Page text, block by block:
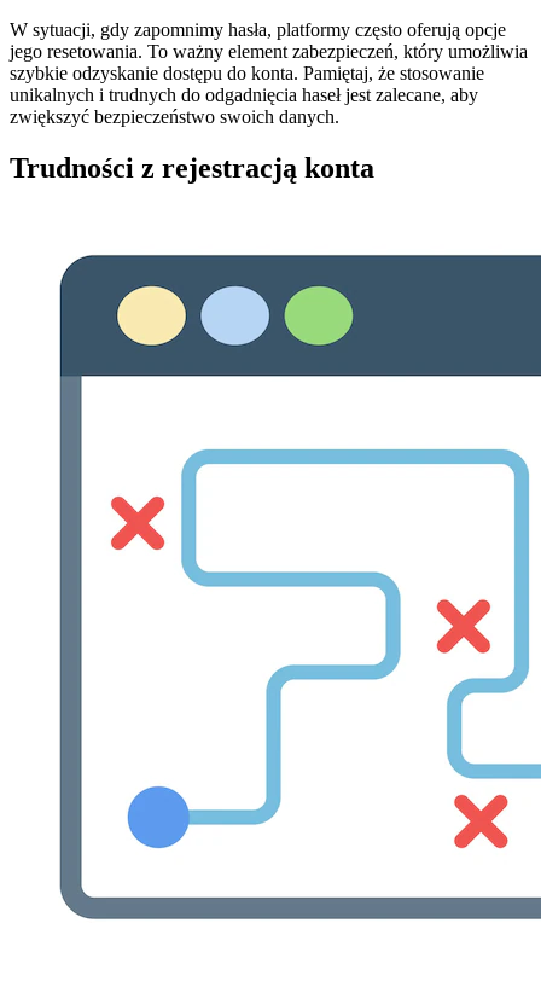
W sytuacji, gdy zapomnimy hasła, platformy często oferują opcje
jego resetowania. To ważny element zabezpieczeń, który umożliwia
szybkie odzyskanie dostępu do konta. Pamiętaj, że stosowanie
unikalnych i trudnych do odgadnięcia haseł jest zalecane, aby
zwiększyć bezpieczeństwo swoich danych.
Trudności z rejestracją konta